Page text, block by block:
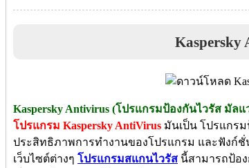
Kaspersky
Kaspersky Antivirus (โปรแกรมป้องกันไวรัส มัล
โปรแกรม Kaspersky AntiVirus มันเป็น โปรแกร
ประสิทธิภาพการทำงานของโปรแกรม และฟังก์
เว็บไซต์ต่างๆ โปรแกรมสแกนไวรัส นี้สามารถป้อ